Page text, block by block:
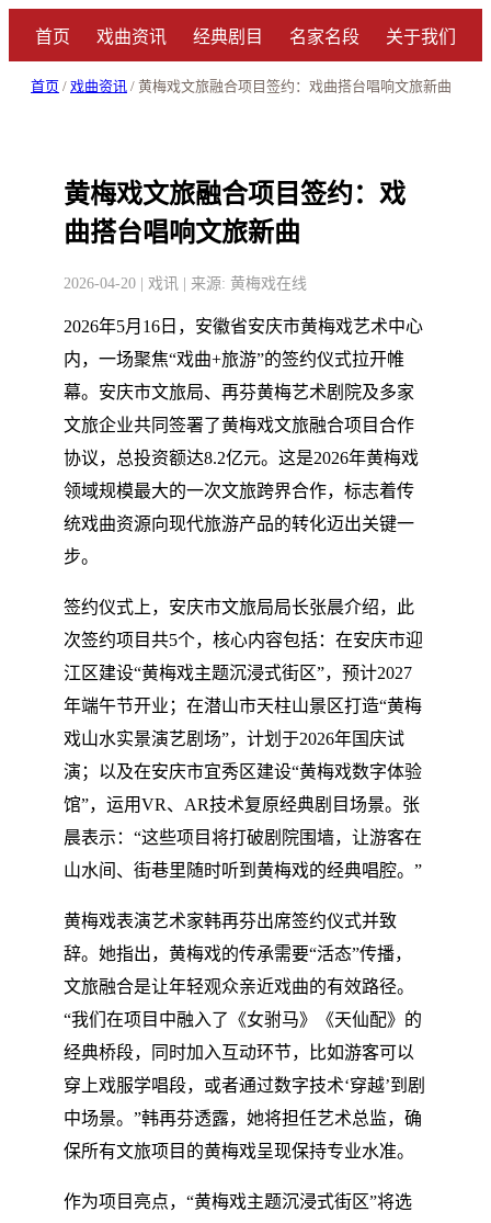
首页 戏曲资讯 经典剧目 名家名段 关于我们
首页 / 戏曲资讯 / 黄梅戏文旅融合项目签约：戏曲搭台唱响文旅新曲
黄梅戏文旅融合项目签约：戏
曲搭台唱响文旅新曲
2026-04-20 | 戏讯 | 来源: 黄梅戏在线
2026年5月16日，安徽省安庆市黄梅戏艺术中心
内，一场聚焦“戏曲+旅游”的签约仪式拉开帷
幕。安庆市文旅局、再芬黄梅艺术剧院及多家
文旅企业共同签署了黄梅戏文旅融合项目合作
协议，总投资额达8.2亿元。这是2026年黄梅戏
领域规模最大的一次文旅跨界合作，标志着传
统戏曲资源向现代旅游产品的转化迈出关键一
步。
签约仪式上，安庆市文旅局局长张晨介绍，此
次签约项目共5个，核心内容包括：在安庆市迎
江区建设“黄梅戏主题沉浸式街区”，预计2027
年端午节开业；在潜山市天柱山景区打造“黄梅
戏山水实景演艺剧场”，计划于2026年国庆试
演；以及在安庆市宜秀区建设“黄梅戏数字体验
馆”，运用VR、AR技术复原经典剧目场景。张
晨表示：“这些项目将打破剧院围墙，让游客在
山水间、街巷里随时听到黄梅戏的经典唱腔。”
黄梅戏表演艺术家韩再芬出席签约仪式并致
辞。她指出，黄梅戏的传承需要“活态”传播，
文旅融合是让年轻观众亲近戏曲的有效路径。
“我们在项目中融入了《女驸马》《天仙配》的
经典桥段，同时加入互动环节，比如游客可以
穿上戏服学唱段，或者通过数字技术‘穿越’到剧
中场景。”韩再芬透露，她将担任艺术总监，确
保所有文旅项目的黄梅戏呈现保持专业水准。
作为项目亮点，“黄梅戏主题沉浸式街区”将选